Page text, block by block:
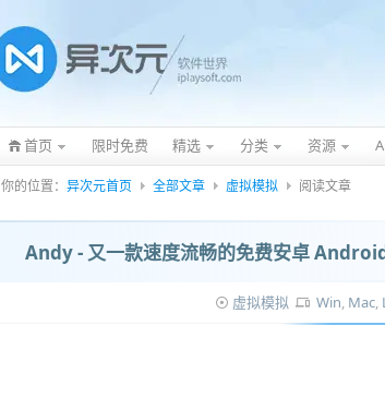
首页 限时免费 精选 分类 资源
你的位置： 异次元首页 全部文章 虚拟模拟 阅读文章
Andy - 又一款速度流畅的免费安卓
虚拟模拟 Win, Mac,